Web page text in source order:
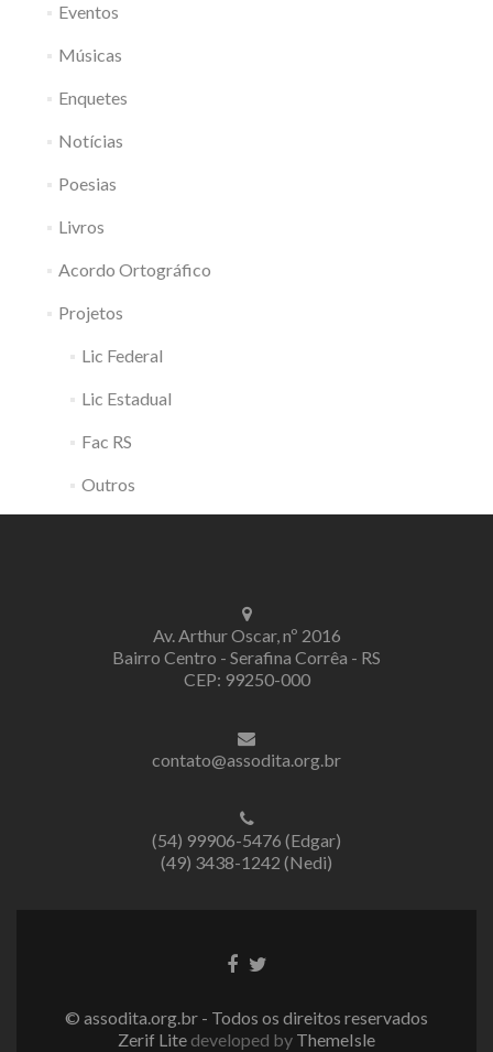
Eventos
Músicas
Enquetes
Notícias
Poesias
Livros
Acordo Ortográfico
Projetos
Lic Federal
Lic Estadual
Fac RS
Outros
Av. Arthur Oscar, nº 2016
Bairro Centro - Serafina Corrêa - RS
CEP: 99250-000
contato@assodita.org.br
(54) 99906-5476 (Edgar)
(49) 3438-1242 (Nedi)
LinkLink
© assodita.org.br - Todos os direitos reservados
Zerif Lite developed by ThemeIsle